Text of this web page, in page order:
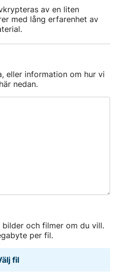
av en liten
med lång erfarenhet av
eller information om hur vi
nedan.
och filmer om du vill.
per fil.
fil